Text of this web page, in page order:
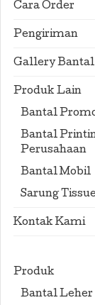
Cara Order
Pengiriman
Gallery
Produk Lain
Bantal
Bantal
Perusahaan
Bantal Mobil
Sarung
Kontak Kami
Produk
Bantal Leher